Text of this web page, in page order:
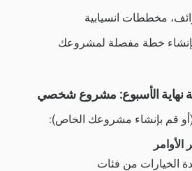
مخططات انسيابية
خطة مفصلة لمشروعك
نهاية الأسبوع: مشروع شخصي
(أو قم بإنشاء مشروعك الخاص):
الخيارات من فئات